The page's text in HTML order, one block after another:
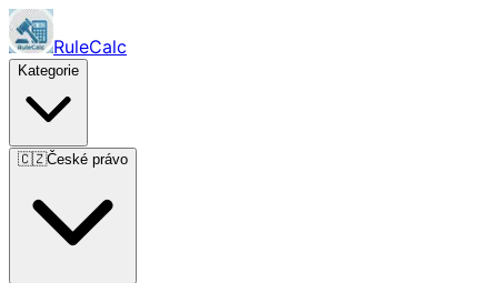
RuleCalc
Kategorie
🇨🇿České právo